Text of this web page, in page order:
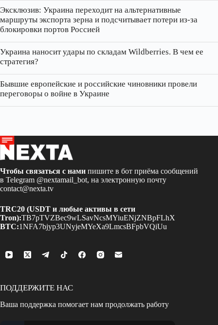
Эксклюзив: Украина переходит на альтернативные
маршруты экспорта зерна и подсчитывает потери из‑за
блокировки портов Россией
Украина наносит удары по складам Wildberries. В чем ее
стратегия?
Бывшие европейские и российские чиновники провели
переговоры о войне в Украине
Чтобы связаться с нами пишите в бот приёма сообщений
в Telegram @nextamail_bot, на электронную почту
contact@nexta.tv
TRC20 (USDT и любые активы в сети
Tron):TB7pTVZBec9wLSavNcsMYiuENjZNBpFLhX
BTC:1NFA7bjyp3UNyjeMYeXa9LmcsBFpbVQiUu
ПОДДЕРЖИТЕ НАС
Ваша поддержка помогает нам продолжать работу